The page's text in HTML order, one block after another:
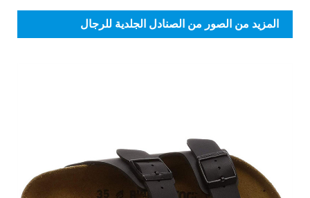
المزيد من الصور من الصنادل الجلدية للرجال